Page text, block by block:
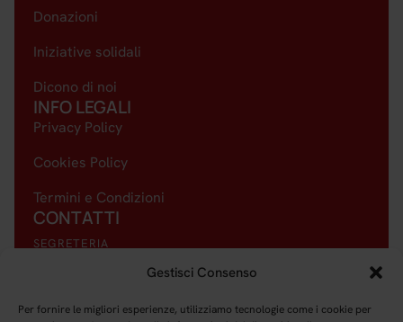
Gestisci Consenso
Per fornire le migliori esperienze, utilizziamo tecnologie come i cookie per
Donazioni
Iniziative solidali
Dicono di noi
INFO LEGALI
Privacy Policy
Cookies Policy
Termini e Condizioni
CONTATTI
SEGRETERIA
amici@amicidelquintopiano.it